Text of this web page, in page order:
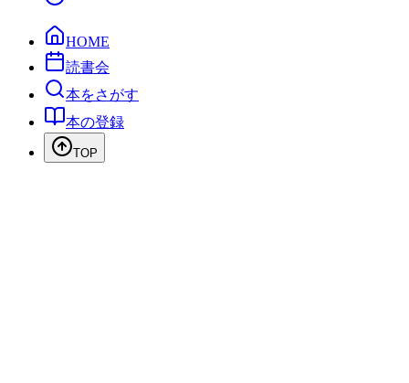
HOME
読書会
本をさがす
本の登録
TOP